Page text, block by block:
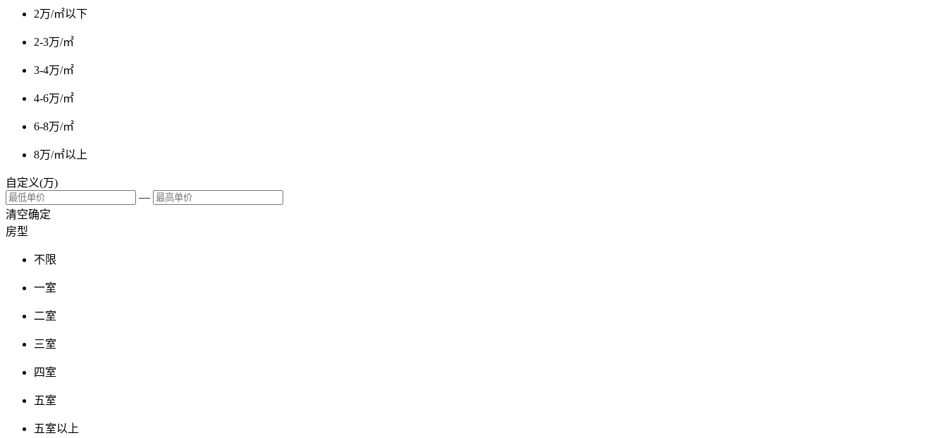
2万/㎡以下
2-3万/㎡
3-4万/㎡
4-6万/㎡
6-8万/㎡
8万/㎡以上
自定义(万)
—
清空确定
房型
不限
一室
二室
三室
四室
五室
五室以上